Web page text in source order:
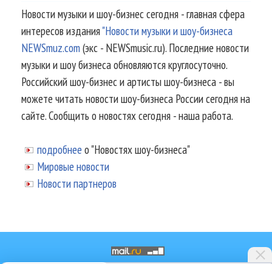
Новости музыки и шоу-бизнес сегодня - главная сфера
интересов издания"Новости музыки и шоу-бизнеса
NEWSmuz.com(экс - NEWSmusic.ru). Последние новости
музыки и шоу бизнеса обновляются круглосуточно.
Российский шоу-бизнес и артисты шоу-бизнеса - вы
можете читать новости шоу-бизнеса России сегодня на
сайте. Сообщить о новостях сегодня - наша работа.
подробнее о "Новостях шоу-бизнеса"
Мировые новости
Новости партнеров